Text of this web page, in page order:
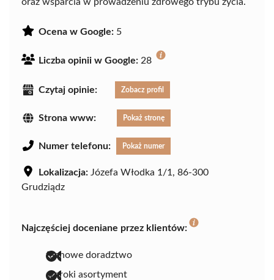
Ocena w Google: 5
Liczba opinii w Google: 28
Czytaj opinie: Zobacz profil
Strona www: Pokaż stronę
Numer telefonu: Pokaż numer
Lokalizacja: Józefa Włodka 1/1, 86-300
Grudziądz
Najczęściej doceniane przez klientów:
fachowe doradztwo
szeroki asortyment